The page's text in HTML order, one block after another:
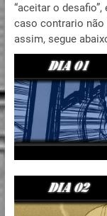
“aceitar o
caso contrario não
assim, segue